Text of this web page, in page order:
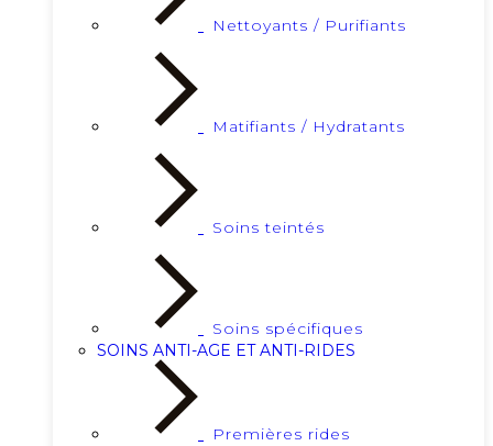
Nettoyants / Purifiants
Matifiants / Hydratants
Soins teintés
Soins spécifiques
SOINS ANTI-AGE ET ANTI-RIDES
Premières rides